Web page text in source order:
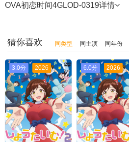
OVA初恋时间4GLOD-0319详情
猜你喜欢 同类型 同主演 同年份
3.0分 2026 6.0分 2026